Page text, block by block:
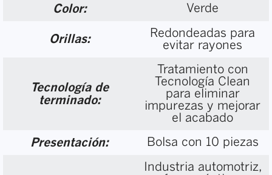
Color: Verde
Orillas:
Redondeadas para
evitar rayones
Tecnología de
terminado:
Tratamiento con
Tecnología Clean
para eliminar
impurezas y mejorar
el acabado
Presentación: Bolsa con 10 piezas
Industria automotriz,